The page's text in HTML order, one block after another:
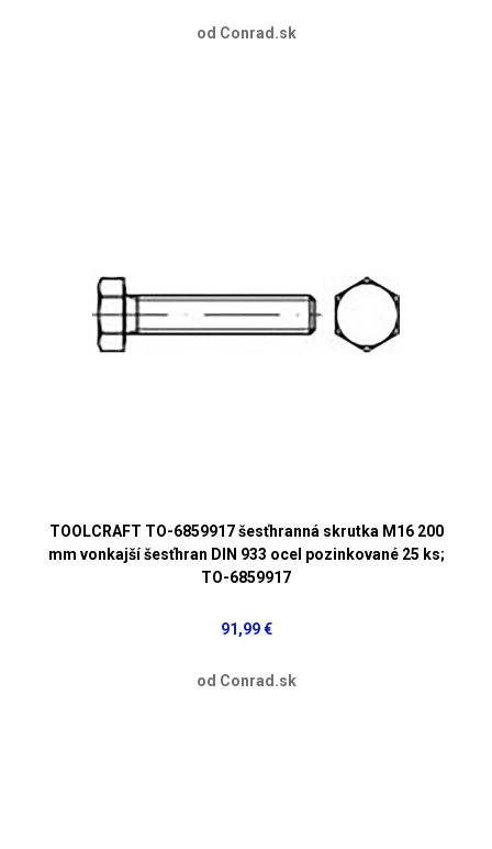
od Conrad.sk
TOOLCRAFT TO-6859917 šesťhranná skrutka M16 200
mm vonkajší šesťhran DIN 933 ocel pozinkované 25 ks;
TO-6859917
91,99 €
od Conrad.sk